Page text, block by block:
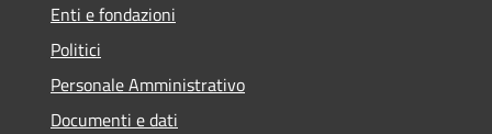
Enti e fondazioni
Politici
Personale Amministrativo
Documenti e dati